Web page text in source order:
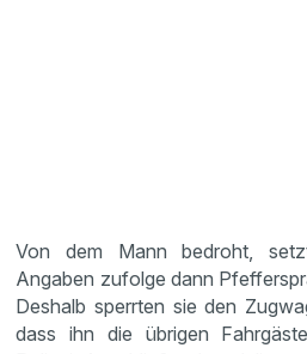
Von dem Mann bedroht,
Angaben zufolge dann
Deshalb sperrten sie den
dass ihn die übrigen